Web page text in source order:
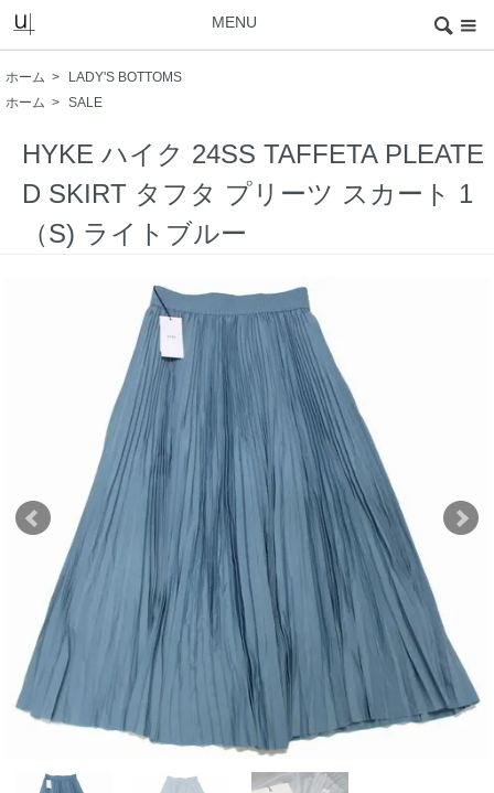
MENU
ホーム >
LADY'S BOTTOMS
ホーム > SALE
HYKE ハイク 24SS TAFFETA PLEATE
D SKIRT タフタ プリーツ スカート 1
（S) ライトブルー